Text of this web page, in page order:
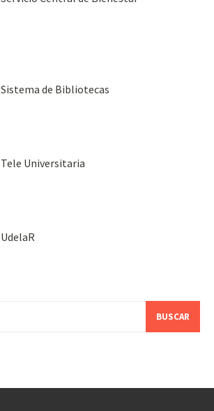
Sistema de Bibliotecas
Tele Universitaria
UdelaR